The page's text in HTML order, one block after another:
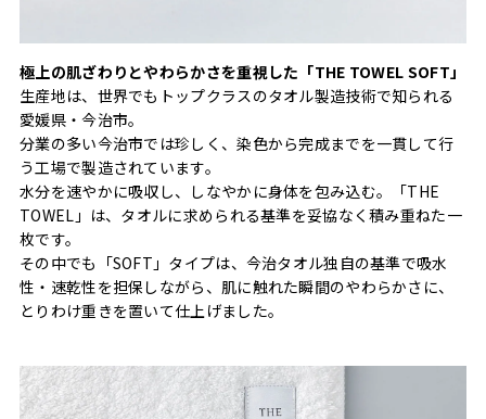
極上の肌ざわりとやわらかさを重視した「THE TOWEL SOFT」
生産地は、世界でもトップクラスのタオル製造技術で知られる
愛媛県・今治市。
分業の多い今治市では珍しく、染色から完成までを一貫して行
う工場で製造されています。
水分を速やかに吸収し、しなやかに身体を包み込む。「THE
TOWEL」は、タオルに求められる基準を妥協なく積み重ねた一
枚です。
その中でも「SOFT」タイプは、今治タオル独自の基準で吸水
性・速乾性を担保しながら、肌に触れた瞬間のやわらかさに、
とりわけ重きを置いて仕上げました。